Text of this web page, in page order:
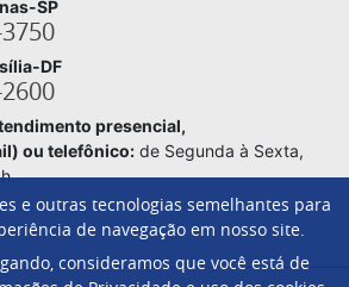
SP
DF
presencial,
ou telefônico: de Segunda à Sexta,
e outras tecnologias semelhantes para
de navegação em nosso site.
consideramos que você está de